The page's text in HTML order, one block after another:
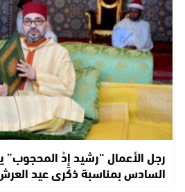
رجل الأعمال “رشيد إِدْ
السادس بمناسبة ذكرى عيد